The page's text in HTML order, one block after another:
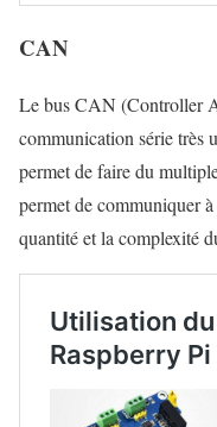
CAN
Le bus CAN (Controller
communication série très
permet de faire du
permet de communiquer
quantité et la complexité